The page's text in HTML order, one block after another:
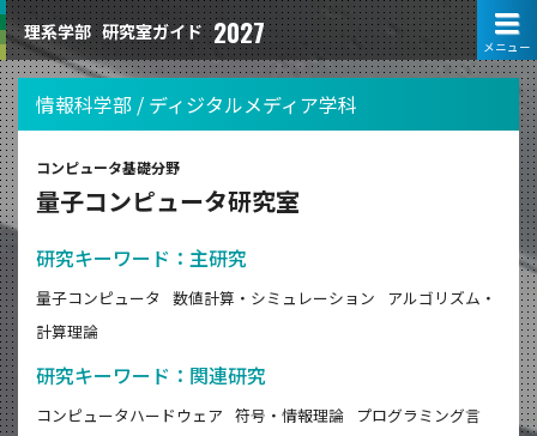
理系学部 研究室ガイド 2027
情報科学部 / ディジタルメディア学科
コンピュータ基礎分野
量子コンピュータ研究室
研究キーワード：主研究
量子コンピュータ 数値計算・シミュレーション
アルゴリズム・
計算理論
研究キーワード：関連研究
コンピュータハードウェア 符号・情報理論
プログラミング言
メニュー